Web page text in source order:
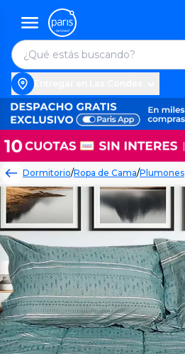
Dormitorio/Ropa de Cama/Plumones